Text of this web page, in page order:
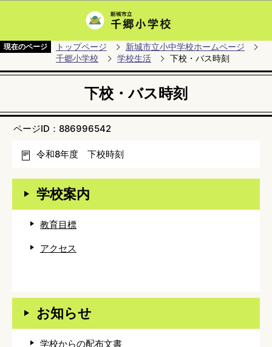
現在のページ トップページ
新城市立小中学校ホームページ
千郷小学校
学校生活 下校・バス時刻
下校・バス時刻
ページID：886996542
令和8年度 下校時刻
学校案内
教育目標
アクセス
お知らせ
学校からの配布文書